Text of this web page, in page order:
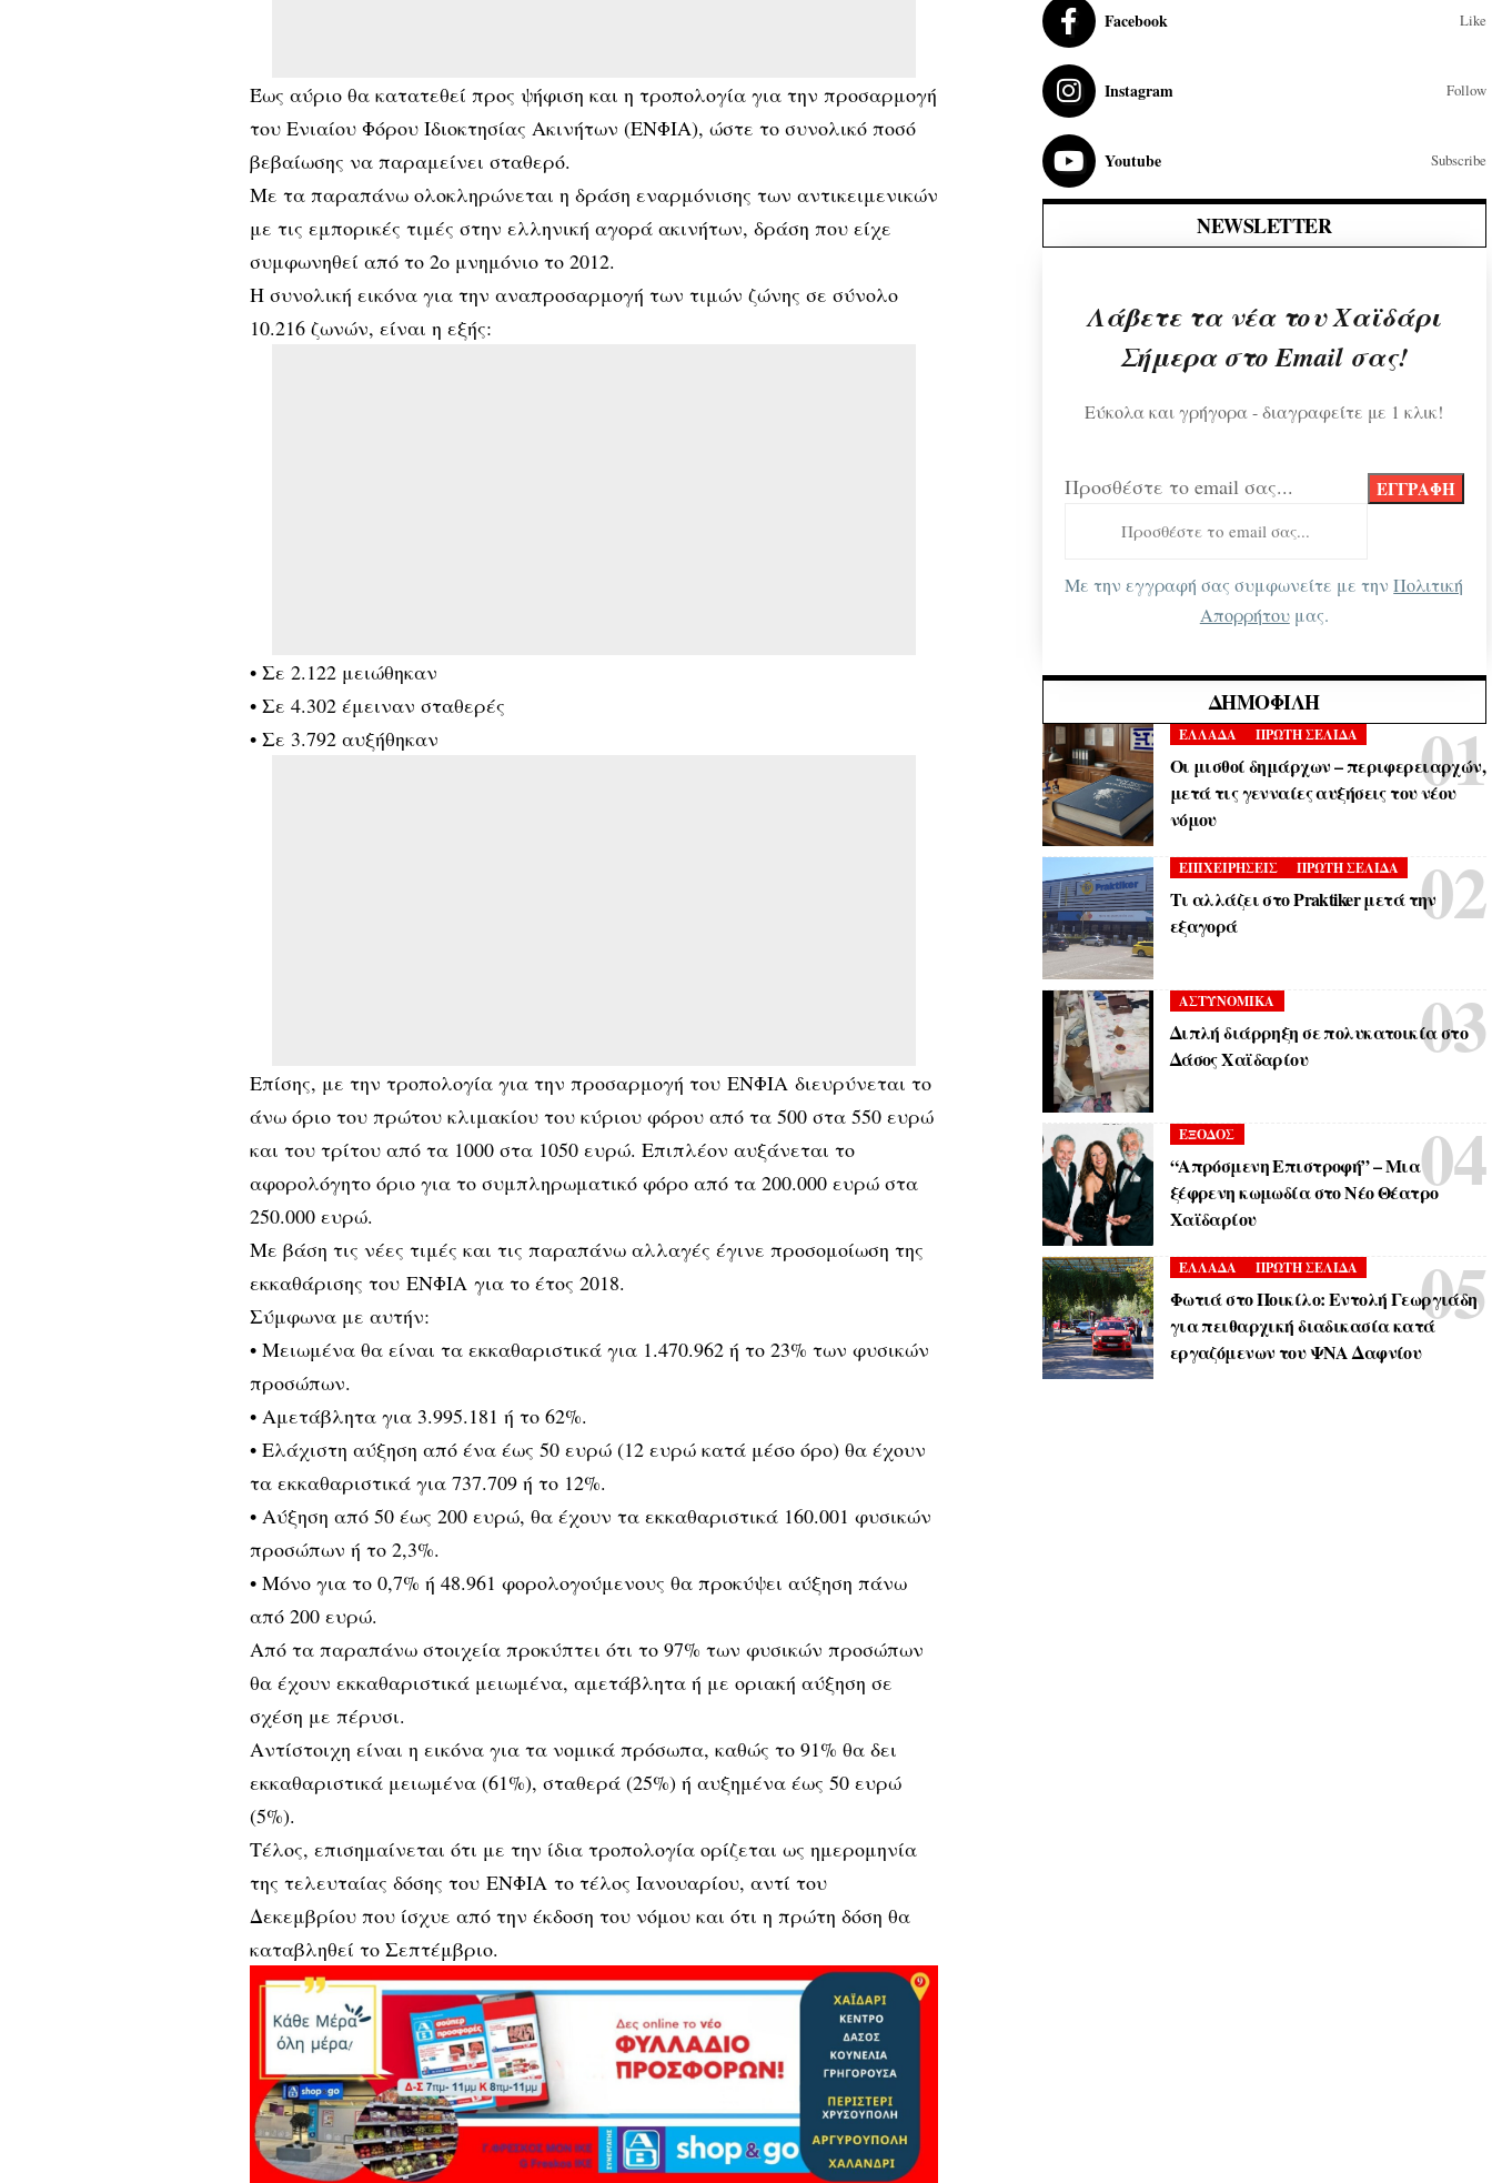
Έως αύριο θα κατατεθεί προς ψήφιση και η τροπολογία για την προσαρμογή
του Ενιαίου Φόρου Ιδιοκτησίας Ακινήτων (ΕΝΦΙΑ), ώστε το συνολικό ποσό
βεβαίωσης να παραμείνει σταθερό.
Με τα παραπάνω ολοκληρώνεται η δράση εναρμόνισης των αντικειμενικών
με τις εμπορικές τιμές στην ελληνική αγορά ακινήτων, δράση που είχε
συμφωνηθεί από το 2ο μνημόνιο το 2012.
Η συνολική εικόνα για την αναπροσαρμογή των τιμών ζώνης σε σύνολο
10.216 ζωνών, είναι η εξής:
• Σε 2.122 μειώθηκαν
• Σε 4.302 έμειναν σταθερές
• Σε 3.792 αυξήθηκαν
Επίσης, με την τροπολογία για την προσαρμογή του ΕΝΦΙΑ διευρύνεται το
άνω όριο του πρώτου κλιμακίου του κύριου φόρου από τα 500 στα 550 ευρώ
και του τρίτου από τα 1000 στα 1050 ευρώ. Επιπλέον αυξάνεται το
αφορολόγητο όριο για το συμπληρωματικό φόρο από τα 200.000 ευρώ στα
250.000 ευρώ.
Με βάση τις νέες τιμές και τις παραπάνω αλλαγές έγινε προσομοίωση της
εκκαθάρισης του ΕΝΦΙΑ για το έτος 2018.
Σύμφωνα με αυτήν:
• Μειωμένα θα είναι τα εκκαθαριστικά για 1.470.962 ή το 23% των φυσικών
προσώπων.
• Αμετάβλητα για 3.995.181 ή το 62%.
• Ελάχιστη αύξηση από ένα έως 50 ευρώ (12 ευρώ κατά μέσο όρο) θα έχουν
τα εκκαθαριστικά για 737.709 ή το 12%.
• Αύξηση από 50 έως 200 ευρώ, θα έχουν τα εκκαθαριστικά 160.001 φυσικών
προσώπων ή το 2,3%.
• Mόνο για το 0,7% ή 48.961 φορολογούμενους θα προκύψει αύξηση πάνω
από 200 ευρώ.
Από τα παραπάνω στοιχεία προκύπτει ότι το 97% των φυσικών προσώπων
θα έχουν εκκαθαριστικά μειωμένα, αμετάβλητα ή με οριακή αύξηση σε
σχέση με πέρυσι.
Αντίστοιχη είναι η εικόνα για τα νομικά πρόσωπα, καθώς το 91% θα δει
εκκαθαριστικά μειωμένα (61%), σταθερά (25%) ή αυξημένα έως 50 ευρώ
(5%).
Τέλος, επισημαίνεται ότι με την ίδια τροπολογία ορίζεται ως ημερομηνία
της τελευταίας δόσης του ΕΝΦΙΑ το τέλος Ιανουαρίου, αντί του
Δεκεμβρίου που ίσχυε από την έκδοση του νόμου και ότι η πρώτη δόση θα
καταβληθεί το Σεπτέμβριο.
Facebook Like
Instagram Follow
Youtube Subscribe
NEWSLETTER
Λάβετε τα νέα του Χαϊδάρι
Σήμερα στο Email σας!
Εύκολα και γρήγορα - διαγραφείτε με 1 κλικ!
Προσθέστε το email σας...
Με την εγγραφή σας συμφωνείτε με τηνΠολιτική
Απορρήτουμας.
ΔΗΜΟΦΙΛΉ
ΕΛΛΑΔΑ ΠΡΩΤΗ ΣΕΛΙΔΑ
Οι μισθοί δημάρχων – περιφερειαρχών,
μετά τις γενναίες αυξήσεις του νέου
νόμου
ΕΠΙΧΕΙΡΗΣΕΙΣ ΠΡΩΤΗ ΣΕΛΙΔΑ
Τι αλλάζει στο Praktiker μετά την
εξαγορά
ΑΣΤΥΝΟΜΙΚΑ
Διπλή διάρρηξη σε πολυκατοικία στο
Δάσος Χαϊδαρίου
ΕΞΟΔΟΣ
“Απρόσμενη Επιστροφή” – Μια
ξέφρενη κωμωδία στο Νέο Θέατρο
Χαϊδαρίου
ΕΛΛΑΔΑ ΠΡΩΤΗ ΣΕΛΙΔΑ
Φωτιά στο Ποικίλο: Εντολή Γεωργιάδη
για πειθαρχική διαδικασία κατά
εργαζόμενων του ΨΝΑ Δαφνίου